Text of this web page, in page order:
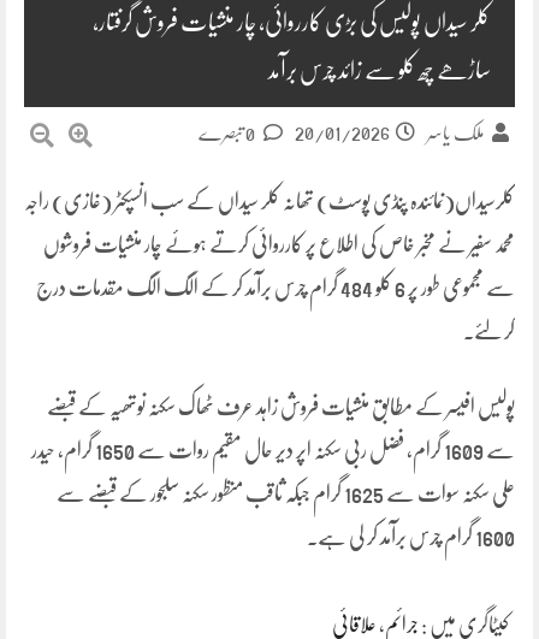
کلر سیداں پولیس کی بڑی کارروائی، چار منشیات فروش گرفتار،
ساڑھے چھ کلو سے زائد چرس برآمد
ملک یاسر 20/01/2026
کلرسیداں(نمائندہ پنڈی پوسٹ) تھانہ کلر سیداں کے سب انسپکٹر (غازی) راجہ
محمد سفیر نے مخبر خاص کی اطلاع پر کارروائی کرتے ہوئے چار منشیات فروشوں
سے مجموعی طور پر 6 کلو 484 گرام چرس برآمد کر کے الگ الگ مقدمات درج
کر لئے۔
پولیس افیسر کے مطابق منشیات فروش زاہد عرف ٹھاک سکنہ نوتھیہ کے قبضے
سے 1609 گرام، فضل ربی سکنہ اپر دیر حال مقیم روات سے 1650 گرام، حیدر
علی سکنہ سوات سے 1625 گرام جبکہ ثاقب منظور سکنہ سلجور کے قبضے سے
1600 گرام چرس برآمد کر لی ہے۔
کیٹاگری میں : جرائم ، علاقائی